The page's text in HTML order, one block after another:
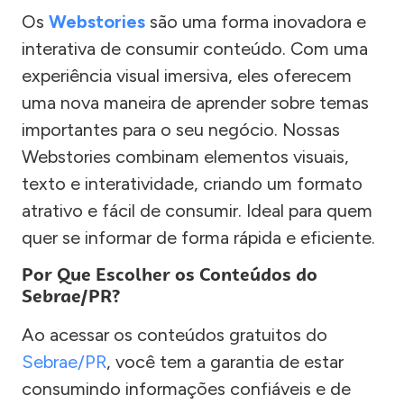
Os Webstories são uma forma inovadora e
interativa de consumir conteúdo. Com uma
experiência visual imersiva, eles oferecem
uma nova maneira de aprender sobre temas
importantes para o seu negócio. Nossas
Webstories combinam elementos visuais,
texto e interatividade, criando um formato
atrativo e fácil de consumir. Ideal para quem
quer se informar de forma rápida e eficiente.
Por Que Escolher os Conteúdos do
Sebrae/PR?
Ao acessar os conteúdos gratuitos do
Sebrae/PR, você tem a garantia de estar
consumindo informações confiáveis e de